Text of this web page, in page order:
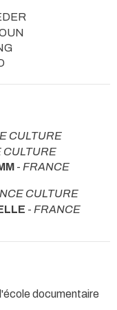
CULTURE
CULTURE
- FRANCE
CULTURE
- FRANCE
documentaire